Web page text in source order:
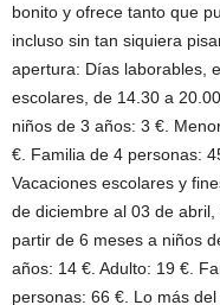
bonito y ofrece tanto que
incluso sin tan siquiera
apertura: Días laborables,
escolares, de 14.30 a
niños de 3 años: 3 €.
€. Familia de 4 personas:
Vacaciones escolares y
de diciembre al 03 de
partir de 6 meses a niños
años: 14 €. Adulto: 19 €.
personas: 66 €. Lo más